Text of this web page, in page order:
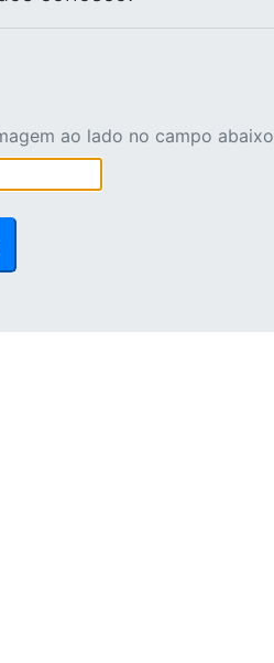
ao lado no campo abaixo